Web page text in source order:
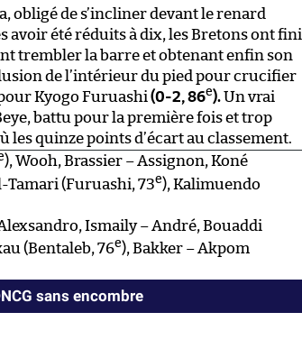
obligé de s’incliner devant le renard
avoir été réduits à dix, les Bretons ont fini
trembler la barre et obtenant enfin son
de l’intérieur du pied pour crucifier
Kyogo Furuashi (0-2, 86e).Un vrai
battu pour la première fois et trop
les quinze points d’écart au classement.
), Wooh, Brassier – Assignon, Koné
Tamari (Furuashi, 73e), Kalimuendo
Ismaily – André, Bouaddi
(Bentaleb, 76e), Bakker – Akpom
sans encombre